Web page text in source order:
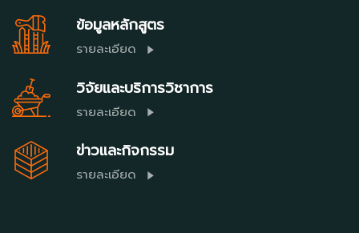
ข้อมูลหลักสูตร
รายละเอียด
วิจัยและบริการวิชาการ
รายละเอียด
ข่าวและกิจกรรม
รายละเอียด